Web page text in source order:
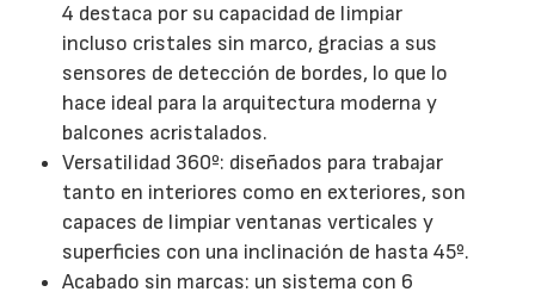
4 destaca por su capacidad de limpiar
incluso cristales sin marco, gracias a sus
sensores de detección de bordes, lo que lo
hace ideal para la arquitectura moderna y
balcones acristalados.
Versatilidad 360º: diseñados para trabajar
tanto en interiores como en exteriores, son
capaces de limpiar ventanas verticales y
superficies con una inclinación de hasta 45º.
Acabado sin marcas: un sistema con 6